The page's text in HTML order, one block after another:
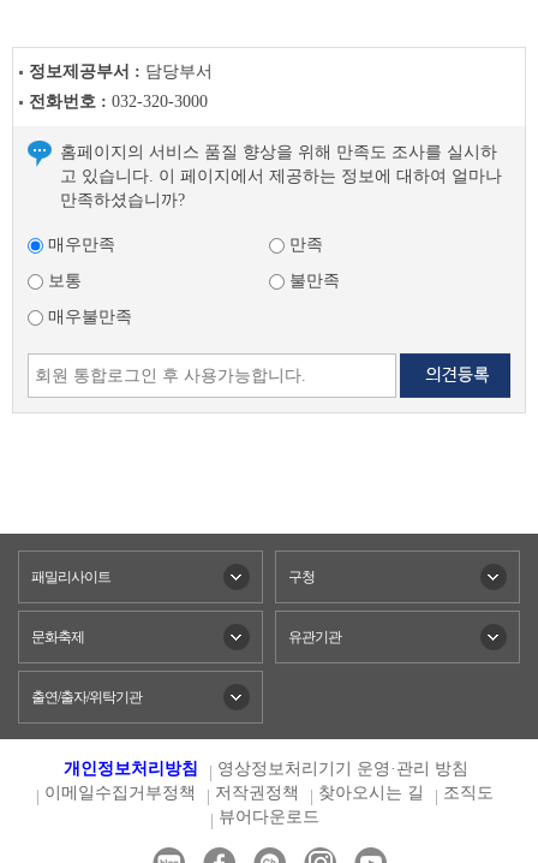
정보제공부서 : 담당부서
전화번호 : 032-320-3000
홈페이지의 서비스 품질 향상을 위해 만족도 조사를 실시하
고 있습니다. 이 페이지에서 제공하는 정보에 대하여 얼마나
만족하셨습니까?
매우만족
만족
보통
불만족
매우불만족
패밀리사이트 구청
문화축제 유관기관
출연/출자/위탁기관
개인정보처리방침
영상정보처리기기 운영·관리 방침
이메일수집거부정책
저작권정책 찾아오시는 길
조직도
뷰어다운로드